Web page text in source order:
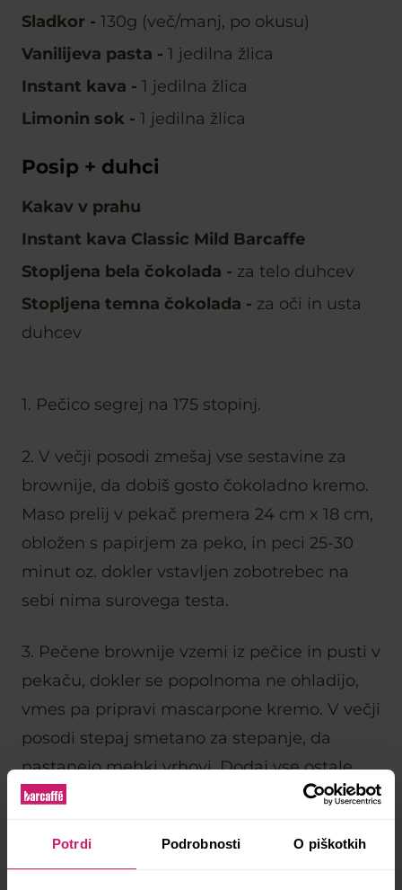
Potrdi Podrobnosti O piškotkih
Sladkor - 130g (več/manj, po okusu)
Vanilijeva pasta - 1 jedilna žlica
Instant kava - 1 jedilna žlica
Limonin sok - 1 jedilna žlica
Posip + duhci
Kakav v prahu
Instant kava Classic Mild Barcaffe
Stopljena bela čokolada - za telo duhcev
Stopljena temna čokolada - za oči in usta
duhcev
1. Pečico segrej na 175 stopinj.
2. V večji posodi zmešaj vse sestavine za
brownije, da dobiš gosto čokoladno kremo.
Maso prelij v pekač premera 24 cm x 18 cm,
obložen s papirjem za peko, in peci 25-30
minut oz. dokler vstavljen zobotrebec na
sebi nima surovega testa.
3. Pečene brownije vzemi iz pečice in pusti v
pekaču, dokler se popolnoma ne ohladijo,
vmes pa pripravi mascarpone kremo. V večji
posodi stepaj smetano za stepanje, da
nastanejo mehki vrhovi. Dodaj vse ostale
sestavine za mascarpone kremo in poskusi,